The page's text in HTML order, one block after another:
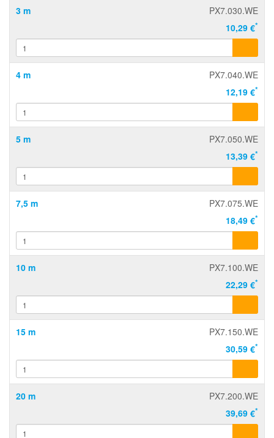
3 m
PX7.030.WE
10,29 €*
4 m
PX7.040.WE
12,19 €*
5 m
PX7.050.WE
13,39 €*
7,5 m
PX7.075.WE
18,49 €*
10 m
PX7.100.WE
22,29 €*
15 m
PX7.150.WE
30,59 €*
20 m
PX7.200.WE
39,69 €*